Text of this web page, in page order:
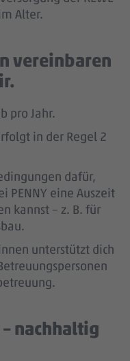
Alter.
vereinbaren
pro Jahr.
in der Regel 2
dafür,
PENNY eine Auszeit
kannst – z. B. für
unterstützt dich
nachhaltig